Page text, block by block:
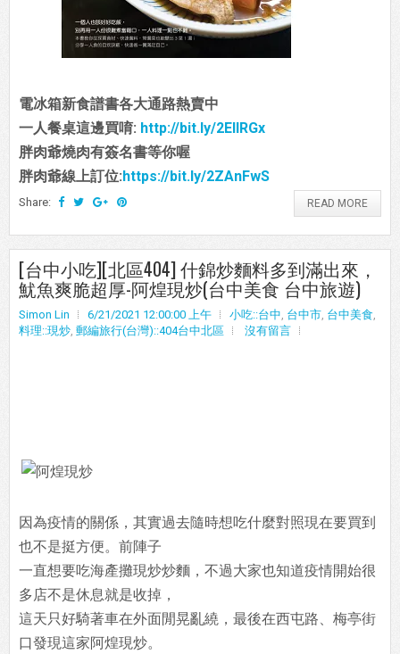
電冰箱新食譜書各大通路熱賣中
一人餐桌這邊買唷: http://bit.ly/2EIIRGx
胖肉爺燒肉有簽名書等你喔
胖肉爺線上訂位:https://bit.ly/2ZAnFwS
Share: READ MORE
[台中小吃][北區404] 什錦炒麵料多到滿出來，
魷魚爽脆超厚-阿煌現炒(台中美食 台中旅遊)
Simon Lin 6/21/2021 12:00:00 上午 小吃::台中, 台中市, 台中美食,
料理::現炒, 郵編旅行(台灣)::404台中北區 沒有留言
因為疫情的關係，其實過去隨時想吃什麼對照現在要買到
也不是挺方便。前陣子
一直想要吃海產攤現炒炒麵，不過大家也知道疫情開始很
多店不是休息就是收掉，
這天只好騎著車在外面閒晃亂繞，最後在西屯路、梅亭街
口發現這家阿煌現炒。